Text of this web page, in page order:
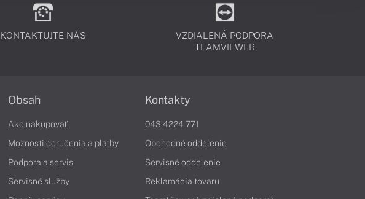
KONTAKTUJTE NÁS
VZDIALENÁ PODPORA
TEAMVIEWER
Obsah
Ako nakupovať
Možnosti doručenia a platby
Podpora a servis
Servisné služby
Kontakty
043 4224 771
Obchodné oddelenie
Servisné oddelenie
Reklamácia tovaru